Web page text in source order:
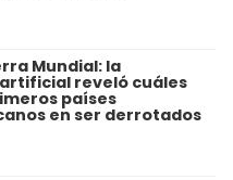
Mundial: la
reveló cuáles
países
en ser derrotados